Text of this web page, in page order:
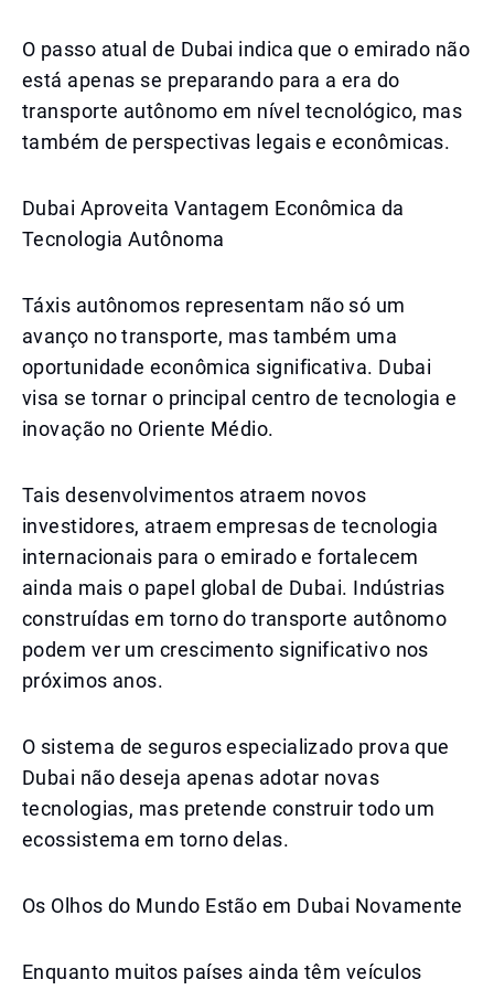
O passo atual de Dubai indica que o emirado não
está apenas se preparando para a era do
transporte autônomo em nível tecnológico, mas
também de perspectivas legais e econômicas.
Dubai Aproveita Vantagem Econômica da
Tecnologia Autônoma
Táxis autônomos representam não só um
avanço no transporte, mas também uma
oportunidade econômica significativa. Dubai
visa se tornar o principal centro de tecnologia e
inovação no Oriente Médio.
Tais desenvolvimentos atraem novos
investidores, atraem empresas de tecnologia
internacionais para o emirado e fortalecem
ainda mais o papel global de Dubai. Indústrias
construídas em torno do transporte autônomo
podem ver um crescimento significativo nos
próximos anos.
O sistema de seguros especializado prova que
Dubai não deseja apenas adotar novas
tecnologias, mas pretende construir todo um
ecossistema em torno delas.
Os Olhos do Mundo Estão em Dubai Novamente
Enquanto muitos países ainda têm veículos